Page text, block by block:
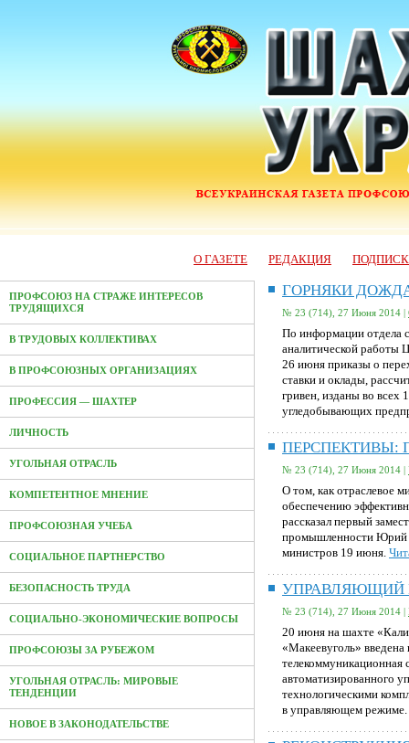
О ГАЗЕТЕ РЕДАКЦИЯ
ПРОФСОЮЗ НА СТРАЖЕ ИНТЕРЕСОВ
ТРУДЯЩИХСЯ
В ТРУДОВЫХ КОЛЛЕКТИВАХ
В ПРОФСОЮЗНЫХ ОРГАНИЗАЦИЯХ
ПРОФЕССИЯ — ШАХТЕР
ЛИЧНОСТЬ
УГОЛЬНАЯ ОТРАСЛЬ
КОМПЕТЕНТНОЕ МНЕНИЕ
ПРОФСОЮЗНАЯ УЧЕБА
СОЦИАЛЬНОЕ ПАРТНЕРСТВО
БЕЗОПАСНОСТЬ ТРУДА
СОЦИАЛЬНО-ЭКОНОМИЧЕСКИЕ ВОПРОСЫ
ПРОФСОЮЗЫ ЗА РУБЕЖОМ
УГОЛЬНАЯ ОТРАСЛЬ: МИРОВЫЕ
ТЕНДЕНЦИИ
НОВОЕ В ЗАКОНОДАТЕЛЬСТВЕ
ГОРНЯКИ
№ 23 (714), 27 Июня 2014 |
По информации отдела
аналитической работы
26 июня приказы о
ставки и оклады,
гривен, изданы во всех
угледобывающих
ПЕРСПЕКТИВЫ:
№ 23 (714), 27 Июня 2014 |
О том, как отраслевое
обеспечению
рассказал первый
промышленности Юрий
министров 19 июня.
УПРАВЛЯЮЩИЙ
№ 23 (714), 27 Июня 2014 |
20 июня на шахте
«Макеевуголь»
телекоммуникационная
автоматизированного
технологическими
в управляющем режиме.